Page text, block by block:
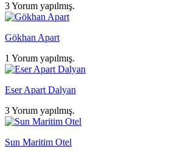
3 Yorum yapılmış.
Gökhan Apart
1 Yorum yapılmış.
Eser Apart Dalyan
3 Yorum yapılmış.
Sun Maritim Otel